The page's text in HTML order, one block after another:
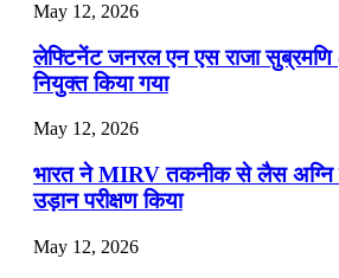
May 12, 2026
लेफ्टिनेंट जनरल एन एस राजा सुब्रमणि
नियुक्त किया गया
May 12, 2026
भारत ने MIRV तकनीक से लैस अग्नि
उड़ान परीक्षण किया
May 12, 2026